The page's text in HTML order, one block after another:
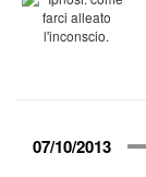
07/10/2013